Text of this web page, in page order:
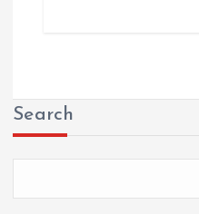
Search